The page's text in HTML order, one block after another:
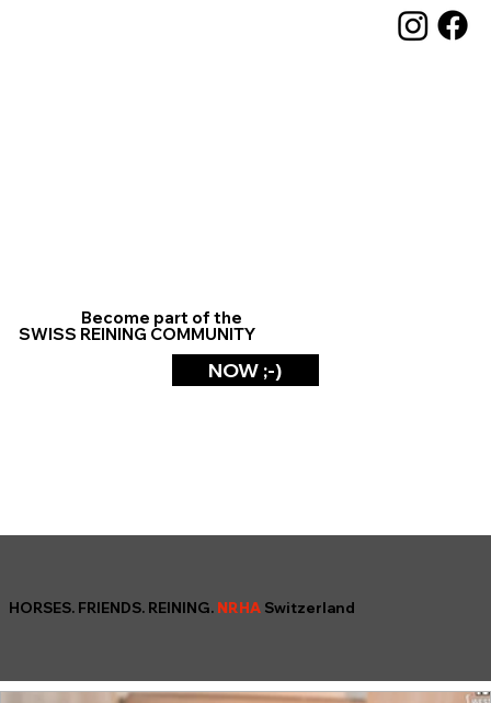
Become part of the
SWISS REINING COMMUNITY
NOW ;-)
HORSES. FRIENDS. REINING. NRHA Switzerland